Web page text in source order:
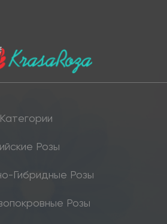
Розы
Гибридные Розы
Розы